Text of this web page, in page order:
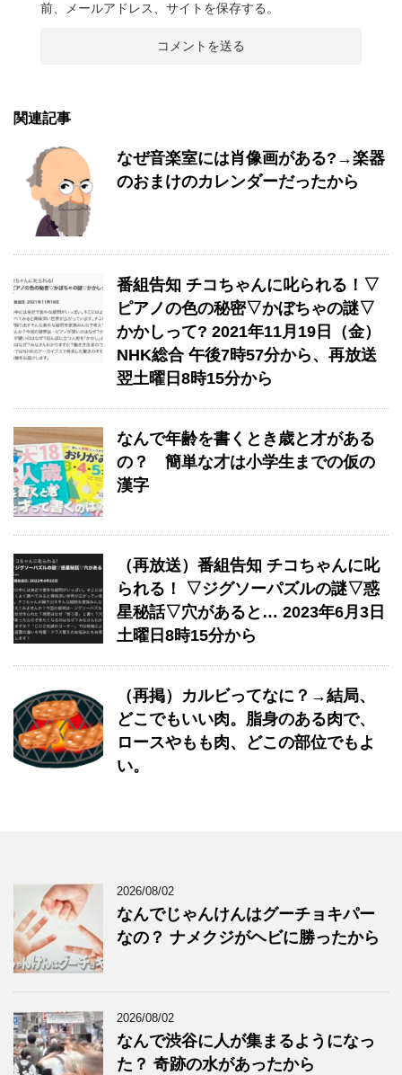
前、メールアドレス、サイトを保存する。
関連記事
なぜ音楽室には肖像画がある?→楽器
のおまけのカレンダーだったから
番組告知 チコちゃんに叱られる！▽
ピアノの色の秘密▽かぼちゃの謎▽
かかしって? 2021年11月19日（金）
NHK総合 午後7時57分から、再放送
翌土曜日8時15分から
なんで年齢を書くとき歳と才がある
の？ 簡単な才は小学生までの仮の
漢字
（再放送）番組告知 チコちゃんに叱
られる！ ▽ジグソーパズルの謎▽惑
星秘話▽穴があると… 2023年6月3日
土曜日8時15分から
（再掲）カルビってなに？→結局、
どこでもいい肉。脂身のある肉で、
ロースやもも肉、どこの部位でもよ
い。
2026/08/02
なんでじゃんけんはグーチョキパー
なの？ ナメクジがヘビに勝ったから
2026/08/02
なんで渋谷に人が集まるようになっ
た？ 奇跡の水があったから